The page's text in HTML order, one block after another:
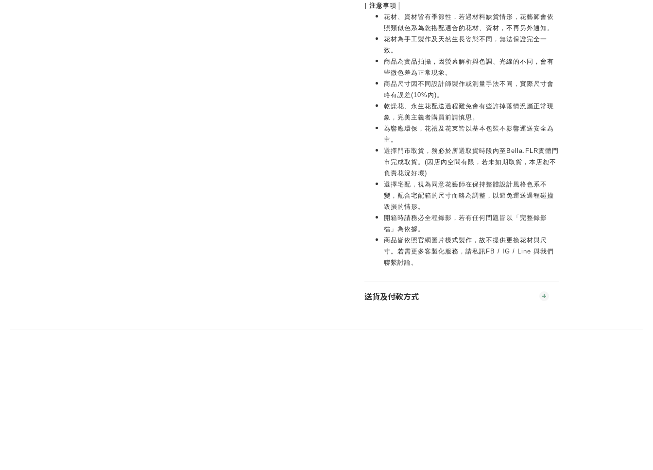
| 注意事項 |
花材、資材皆有季節性，若遇材料缺貨情形，花藝師會依
照類似色系為您搭配適合的花材、資材，不再另外通知。
花材為手工製作及天然生長姿態不同，無法保證完全一
致。
商品為實品拍攝，因螢幕解析與色調、光線的不同，會有
些微色差為正常現象。
商品尺寸因不同設計師製作或測量手法不同，實際尺寸會
略有誤差(10%內)。
乾燥花、永生花配送過程難免會有些許掉落情況屬正常現
象，完美主義者購買前請慎思。
為響應環保，花禮及花束皆以基本包裝不影響運送安全為
主。
選擇門市取貨，務必於所選取貨時段內至Bella.FLR實體門
市完成取貨。(因店內空間有限，若未如期取貨，本店恕不
負責花況好壞)
選擇宅配，視為同意花藝師在保持整體設計風格色系不
變，配合宅配箱的尺寸而略為調整，以避免運送過程碰撞
毀損的情形。
開箱時請務必全程錄影，若有任何問題皆以「完整錄影
檔」為依據。
商品皆依照官網圖片樣式製作，故不提供更換花材與尺
寸。若需更多客製化服務，請私訊FB / IG / Line 與我們
聯繫討論。
送貨及付款方式